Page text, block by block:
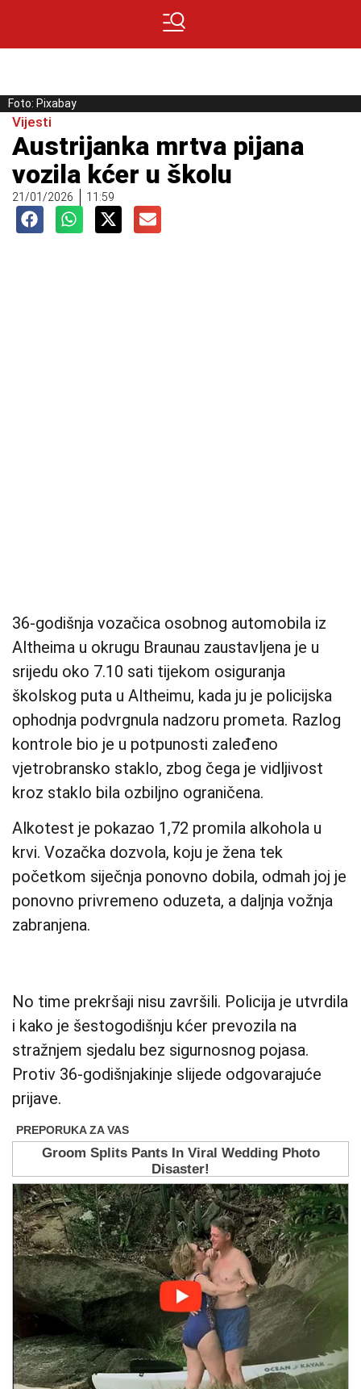
Foto: Pixabay
Vijesti
Austrijanka mrtva pijana
vozila kćer u školu
21/01/2026 11:59
36-godišnja vozačica osobnog automobila iz
Altheima u okrugu Braunau zaustavljena je u
srijedu oko 7.10 sati tijekom osiguranja
školskog puta u Altheimu, kada ju je policijska
ophodnja podvrgnula nadzoru prometa. Razlog
kontrole bio je u potpunosti zaleđeno
vjetrobransko staklo, zbog čega je vidljivost
kroz staklo bila ozbiljno ograničena.
Alkotest je pokazao 1,72 promila alkohola u
krvi. Vozačka dozvola, koju je žena tek
početkom siječnja ponovno dobila, odmah joj je
ponovno privremeno oduzeta, a daljnja vožnja
zabranjena.
No time prekršaji nisu završili. Policija je utvrdila
i kako je šestogodišnju kćer prevozila na
stražnjem sjedalu bez sigurnosnog pojasa.
Protiv 36-godišnjakinje slijede odgovarajuće
prijave.